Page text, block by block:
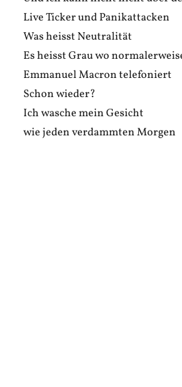
Live Ticker und Panikattacken
Was heisst Neutralität
Es heisst Grau wo
Emmanuel Macron telefoniert
Schon wieder?
Ich wasche mein Gesicht
wie jeden verdammten Morgen